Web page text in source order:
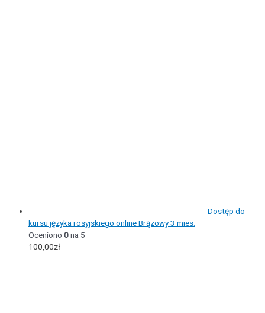
Dostęp do
kursu języka rosyjskiego online Brązowy 3 mies.
Oceniono 0na 5
100,00zł